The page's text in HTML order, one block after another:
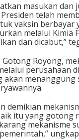
masukan dan
telah
vaksin berbayar
melalui Kimia
dan dicabut,”
Royong,
perusahaan
akan menanggung
demikian
itu yang gotong
mekanisme